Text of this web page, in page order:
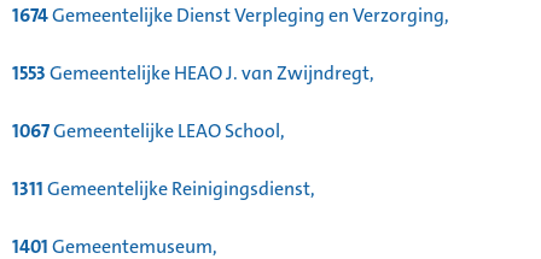
1674Gemeentelijke Dienst Verpleging en Verzorging,
1553Gemeentelijke HEAO J. van Zwijndregt,
1067Gemeentelijke LEAO School,
1311Gemeentelijke Reinigingsdienst,
1401Gemeentemuseum,